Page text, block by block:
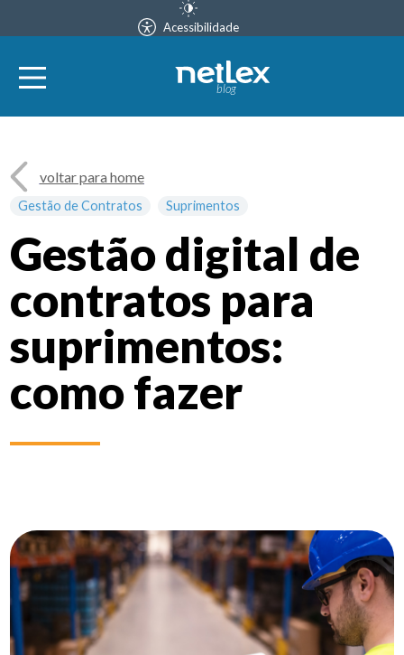
Acessibilidade
blog
Gestão de Contratos Suprimentos
voltar para home
Gestão digital de
contratos para
suprimentos:
como fazer